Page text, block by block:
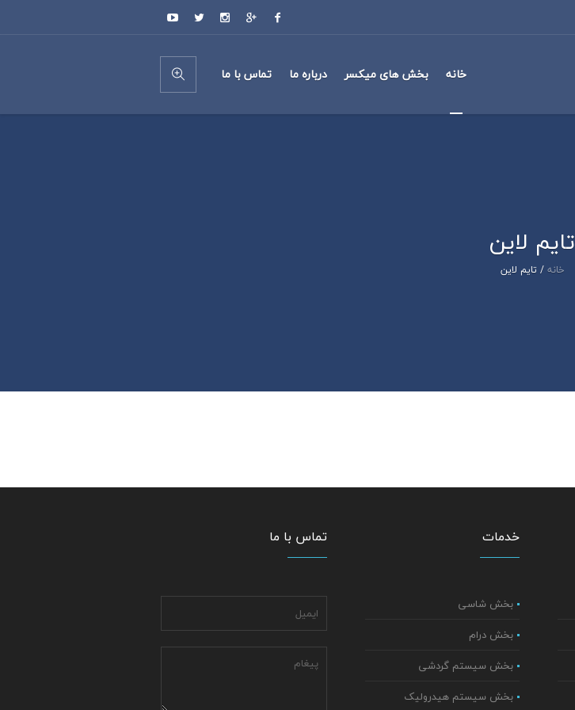
خانه بخش های میکسر درباره ما تماس با ما
تایم لاین
خانه / تایم لاین
خدمات
بخش شاسی
بخش درام
بخش سیستم گردشی
بخش سیستم هیدرولیک
تماس با ما